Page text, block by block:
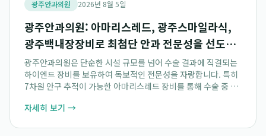
광주안과의원 2026년 8월 5일
광주안과의원: 아마리스레드, 광주스마일라식,
광주백내장장비로 최첨단 안과 전문성을 선도하
다
광주안과의원은 단순한 시설 규모를 넘어 수술 결과에 직결되는
하이엔드 장비를 보유하여 독보적인 전문성을 자랑합니다. 특히
7차원 안구 추적이 가능한 아마리스레드 장비를 통해 수술 중 미
장비인 Unity VCS를 활용하여...
자세히 보기 →